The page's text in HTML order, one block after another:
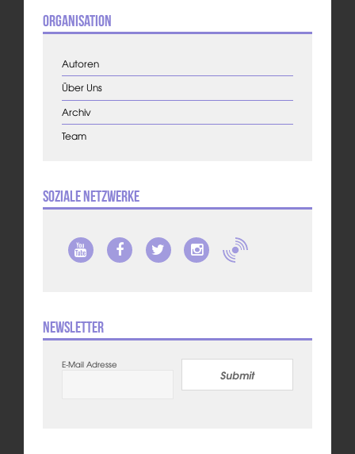
Organisation
Autoren
Über Uns
Archiv
Team
Soziale Netzwerke
Newsletter
E-Mail Adresse
Submit